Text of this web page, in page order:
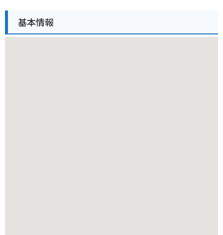
食事処では、地元の食材をふんだんに使った料理が楽しめま
基本情報